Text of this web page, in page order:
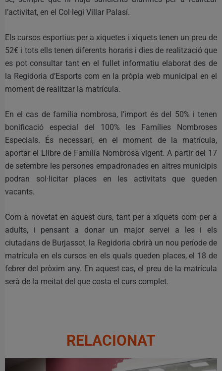
l’activitat, en el Col·legi Villar Palasí.
Els cursos esportius per a xiquetes i xiquets tenen un preu de
52€ i tots ells tenen diferents horaris i dies de realització que
es pot consultar tant en el fullet informatiu elaborat des de
la Regidoria d’Esports com en la pròpia web municipal en el
moment de realitzar la matrícula.
En el cas de família nombrosa, l’import és del 50% i tenen
bonificació especial del 100% les Famílies Nombroses
Especials. És necessari, en el moment de la matrícula,
aportar el Llibre de Família Nombrosa vigent. A partir del 17
de setembre les persones empadronades en altres municipis
podran sol·licitar places en les activitats que queden
vacants.
Com a novetat en aquest curs, tant per a xiquets com per a
adults, i pensant a donar un major servei a les i els
ciutadans de Burjassot, la Regidoria obrirà un nou període de
matrícula en els cursos en els quals queden places, el 18 de
febrer del pròxim any. En aquest cas, el preu de la matrícula
serà de la meitat del que costa el curs complet.
RELACIONAT